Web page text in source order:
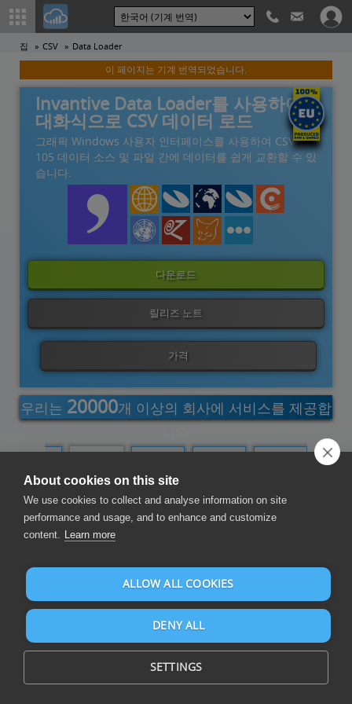
집 CSV Data Loader
이 페이지는 기계 번역되었습니다.
다운로드
릴리즈 노트
가격
Invantive Data Loader를 사용하여
대화식으로 CSV 데이터 로드
그래픽 Windows 사용자 인터페이스를 사용하여 CSV 및
105 데이터 소스 및 파일 간에 데이터를 쉽게 교환할 수 있
습니다.
우리는 20000개 이상의 회사에 서비스를 제공합
Data
Replicator
Data
Loader
Business
FTP Server
최적의 데이터 통합을 위해 애플리케이션 내 및 애플리케이션 간에
자동화되고 안정적인 방식으로 비즈니스 데이터 교환
About cookies on this site
We use cookies to collect and analyse information on site
performance and usage, and to enhance and customize
content. Learn more
ALLOW ALL COOKIES
DENY ALL
SETTINGS